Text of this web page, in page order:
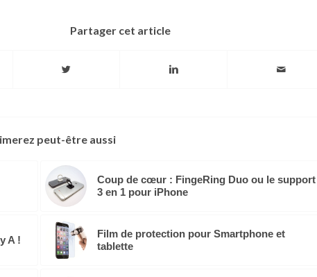
Partager cet article
peut-être aussi
Coup de cœur : FingeRing Duo ou le support
3 en 1 pour iPhone
A !
Film de protection pour Smartphone et
tablette